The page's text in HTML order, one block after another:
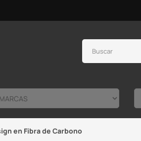
en Fibra de Carbono